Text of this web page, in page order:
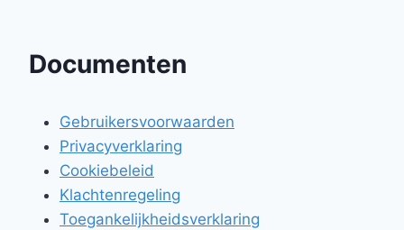
Documenten
Gebruikersvoorwaarden
Privacyverklaring
Cookiebeleid
Klachtenregeling
Toegankelijkheidsverklaring